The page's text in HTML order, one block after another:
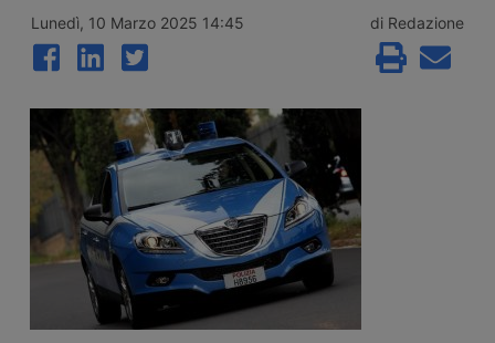
Lunedì, 10 Marzo 2025 14:45 di Redazione